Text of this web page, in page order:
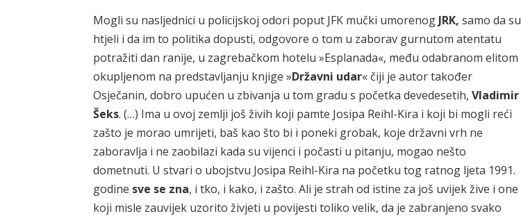
Mogli su nasljednici u policijskoj odori poput JFK mučki umorenog JRK, samo da su
htjeli i da im to politika dopusti, odgovore o tom u zaborav gurnutom atentatu
potražiti dan ranije, u zagrebačkom hotelu »Esplanada«, među odabranom elitom
okupljenom na predstavljanju knjige »Državni udar« čiji je autor također
Osječanin, dobro upućen u zbivanja u tom gradu s početka devedesetih,Vladimir
Šeks. (…) Ima u ovoj zemlji još živih koji pamte Josipa Reihl-Kira i koji bi mogli reći
zašto je morao umrijeti, baš kao što bi i poneki grobak, koje državni vrh ne
zaboravlja i ne zaobilazi kada su vijenci i počasti u pitanju, mogao nešto
dometnuti. U stvari o ubojstvu Josipa Reihl-Kira na početku tog ratnog ljeta 1991.
godine sve se zna, i tko, i kako, i zašto. Ali je strah od istine za još uvijek žive i one
koji misle zauvijek uzorito živjeti u povijesti toliko velik, da je zabranjeno svako